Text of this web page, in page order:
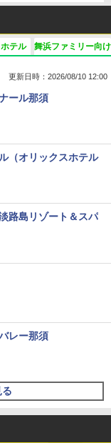
更新日時：2026/08/10 12:00
ール那須
（オリックスホテル
路島リゾート＆スパ
レー那須
テル 舞浜ファミリー向け